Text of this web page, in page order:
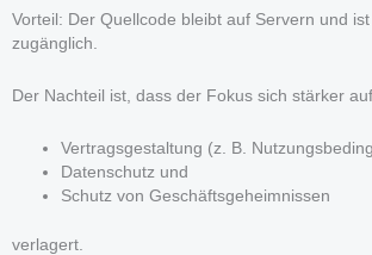
Vorteil: Der Quellcode bleibt auf Servern und
zugänglich.
Der Nachteil ist, dass der Fokus sich stärker
Vertragsgestaltung (z. B.
Datenschutz und
Schutz von Geschäftsgeheimnissen
verlagert.